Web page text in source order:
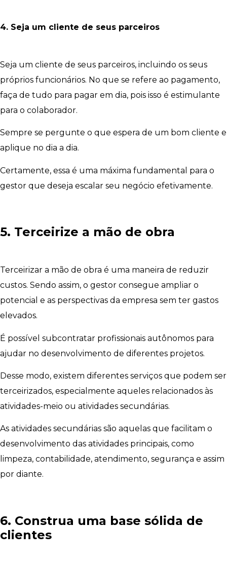
4. Seja um cliente de seus parceiros
Seja um cliente de seus parceiros, incluindo os seus
próprios funcionários. No que se refere ao pagamento,
faça de tudo para pagar em dia, pois isso é estimulante
para o colaborador.
Sempre se pergunte o que espera de um bom cliente e
aplique no dia a dia.
Certamente, essa é uma máxima fundamental para o
gestor que deseja escalar seu negócio efetivamente.
5. Terceirize a mão de obra
Terceirizar a mão de obra é uma maneira de reduzir
custos. Sendo assim, o gestor consegue ampliar o
potencial e as perspectivas da empresa sem ter gastos
elevados.
É possível subcontratar profissionais autônomos para
ajudar no desenvolvimento de diferentes projetos.
Desse modo, existem diferentes serviços que podem ser
terceirizados, especialmente aqueles relacionados às
atividades-meio ou atividades secundárias.
As atividades secundárias são aquelas que facilitam o
desenvolvimento das atividades principais, como
limpeza, contabilidade, atendimento, segurança e assim
por diante.
6. Construa uma base sólida de
clientes